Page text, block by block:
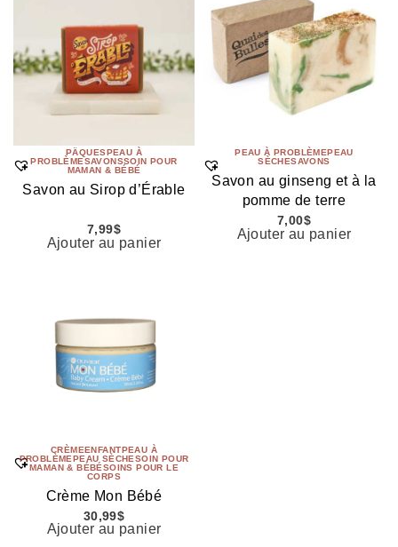
PÄQUESPEAU À
PROBLÈMESAVONSSOIN POUR
MAMAN & BÉBÉ
Savon au Sirop d’Érable
7,99$
Ajouter au panier
PEAU À PROBLÈMEPEAU
SÈCHESAVONS
Savon au ginseng et à la
pomme de terre
7,00$
Ajouter au panier
CRÈMEENFANTPEAU À
PROBLÈMEPEAU SÈCHESOIN POUR
MAMAN & BÉBÉSOINS POUR LE
CORPS
Crème Mon Bébé
30,99$
Ajouter au panier